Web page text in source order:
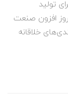
تولید
افزون صنعت
خلاقانه